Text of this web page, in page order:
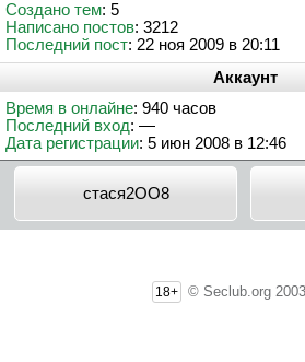
Создано тем: 5
Написано постов: 3212
Последний пост: 22 ноя 2009 в 20:11
Аккаунт
Время в онлайне: 940 часов
Последний вход: —
Дата регистрации: 5 июн 2008 в 12:46
cтacя2OO8
18+ © Seclub.org